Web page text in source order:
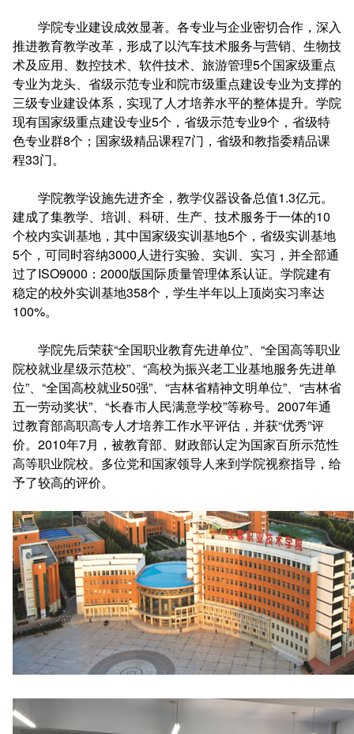
学院专业建设成效显著。各专业与企业密切合作，深入
推进教育教学改革，形成了以汽车技术服务与营销、生物技
术及应用、数控技术、软件技术、旅游管理5个国家级重点
专业为龙头、省级示范专业和院市级重点建设专业为支撑的
三级专业建设体系，实现了人才培养水平的整体提升。学院
现有国家级重点建设专业5个，省级示范专业9个，省级特
色专业群8个；国家级精品课程7门，省级和教指委精品课
程33门。
学院教学设施先进齐全，教学仪器设备总值1.3亿元。
建成了集教学、培训、科研、生产、技术服务于一体的10
个校内实训基地，其中国家级实训基地5个，省级实训基地
5个，可同时容纳3000人进行实验、实训、实习，并全部通
过了ISO9000：2000版国际质量管理体系认证。学院建有
稳定的校外实训基地358个，学生半年以上顶岗实习率达
100%。
学院先后荣获“全国职业教育先进单位”、“全国高等职业
院校就业星级示范校”、“高校为振兴老工业基地服务先进单
位”、“全国高校就业50强”、“吉林省精神文明单位”、“吉林省
五一劳动奖状”、“长春市人民满意学校”等称号。2007年通
过教育部高职高专人才培养工作水平评估，并获“优秀”评
价。2010年7月，被教育部、财政部认定为国家百所示范性
高等职业院校。多位党和国家领导人来到学院视察指导，给
予了较高的评价。